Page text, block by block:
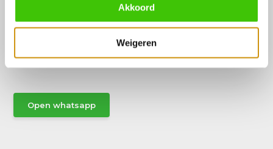
Akkoord
Weigeren
Vraag het een van onze specialisten!
Open whatsapp